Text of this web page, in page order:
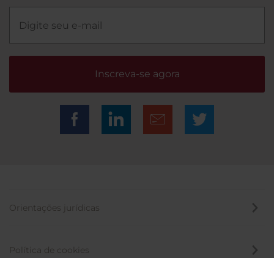
Inscreva-se agora
Orientações jurídicas
Política de cookies